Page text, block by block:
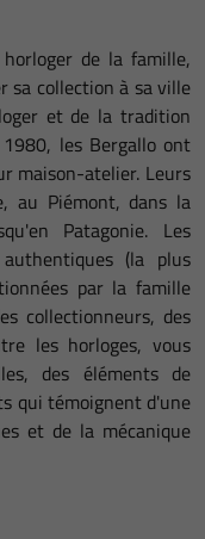
de la famille,
sa collection à sa ville
et de la tradition
les Bergallo ont
maison-atelier. Leurs
au Piémont, dans la
Patagonie. Les
(la plus
par la famille
collectionneurs, des
les horloges, vous
des éléments de
qui témoignent d'une
et de la mécanique